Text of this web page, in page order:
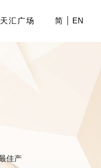
汇广场 简 EN
佳产